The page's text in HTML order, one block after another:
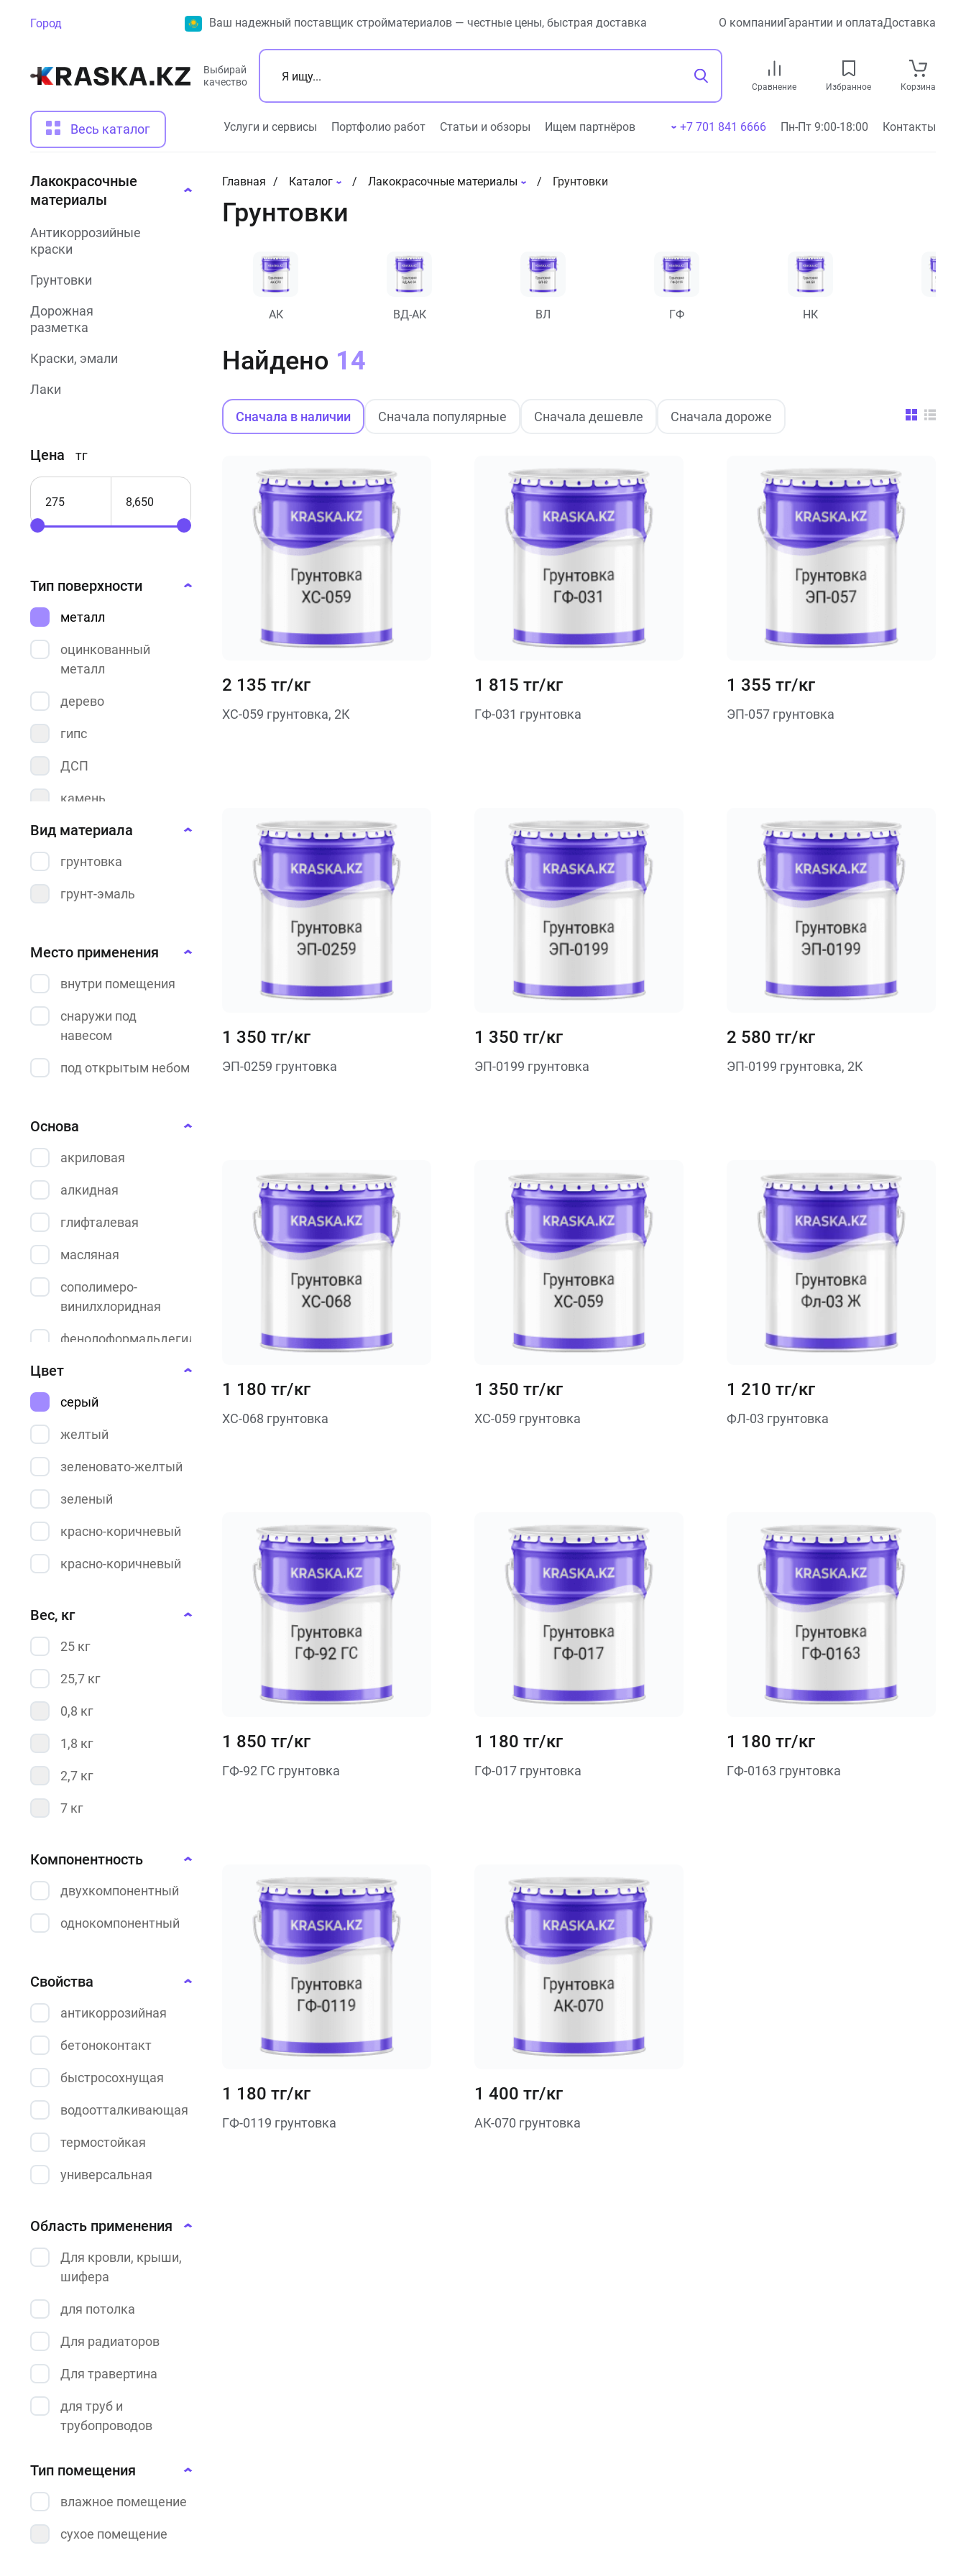
Город Ваш надежный поставщик стройматериалов — честные цены, быстрая доставка О компанииГарантии и оплатаДоставка
Выбирай
качество
Сравнение Избранное Корзина
Весь каталог Услуги и сервисы Портфолио работ Статьи и обзоры Ищем партнёров +7 701 841 6666 Пн-Пт 9:00-18:00 Контакты
Лакокрасочные
материалы
Антикоррозийные
краски
Грунтовки
Дорожная
разметка
Краски, эмали
Лаки
краски
Порошковые
краски
краски
Резиновые
краски
Цена тг
Тип поверхности
металл
оцинкованный
металл
дерево
гипс
ДСП
камень
кирпич
штукатурка
бетон
Вид материала
грунтовка
грунт-эмаль
Место применения
внутри помещения
снаружи под
навесом
под открытым небом
Основа
акриловая
алкидная
глифталевая
масляная
сополимеро-
винилхлоридная
фенолоформальдегидная
цинковая
эпоксидная
cиликоновая
адгезионная
алкиднонефтеполимерная
битумная
водно-
водоэмульсионная
поливинилбутиральная
фосфатирующая
Цвет
серый
желтый
зеленовато-желтый
зеленый
красно-коричневый
красно-коричневый
Вес, кг
25 кг
25,7 кг
0,8 кг
1,8 кг
2,7 кг
7 кг
Компонентность
двухкомпонентный
однокомпонентный
Свойства
антикоррозийная
бетоноконтакт
быстросохнущая
водоотталкивающая
термостойкая
универсальная
проникновения
Область применения
Для кровли, крыши,
шифера
для потолка
Для радиаторов
Для травертина
для труб и
трубопроводов
смолы
под акриловую
краску
Тип помещения
влажное помещение
сухое помещение
Главная Каталог Лакокрасочные материалы Грунтовки
Грунтовки
АК ВД-АК ВЛ ГФ НК
Сначала в наличии Сначала популярные Сначала дешевле Сначала дороже
Найдено 14
2 135 тг/кг
ХС-059 грунтовка, 2К
1 815 тг/кг
ГФ-031 грунтовка
1 355 тг/кг
ЭП-057 грунтовка
1 350 тг/кг
ЭП-0259 грунтовка
1 350 тг/кг
ЭП-0199 грунтовка
2 580 тг/кг
ЭП-0199 грунтовка, 2К
1 180 тг/кг
ХС-068 грунтовка
1 350 тг/кг
ХС-059 грунтовка
1 210 тг/кг
ФЛ-03 грунтовка
1 850 тг/кг
ГФ-92 ГС грунтовка
1 180 тг/кг
ГФ-017 грунтовка
1 180 тг/кг
ГФ-0163 грунтовка
1 180 тг/кг
ГФ-0119 грунтовка
1 400 тг/кг
АК-070 грунтовка